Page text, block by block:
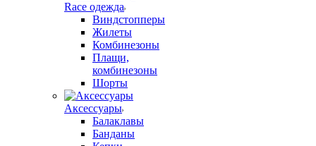
Race одежда
Виндстопперы
Жилеты
Комбинезоны
Плащи,
комбинезоны
Шорты
Аксессуары
Балаклавы
Банданы